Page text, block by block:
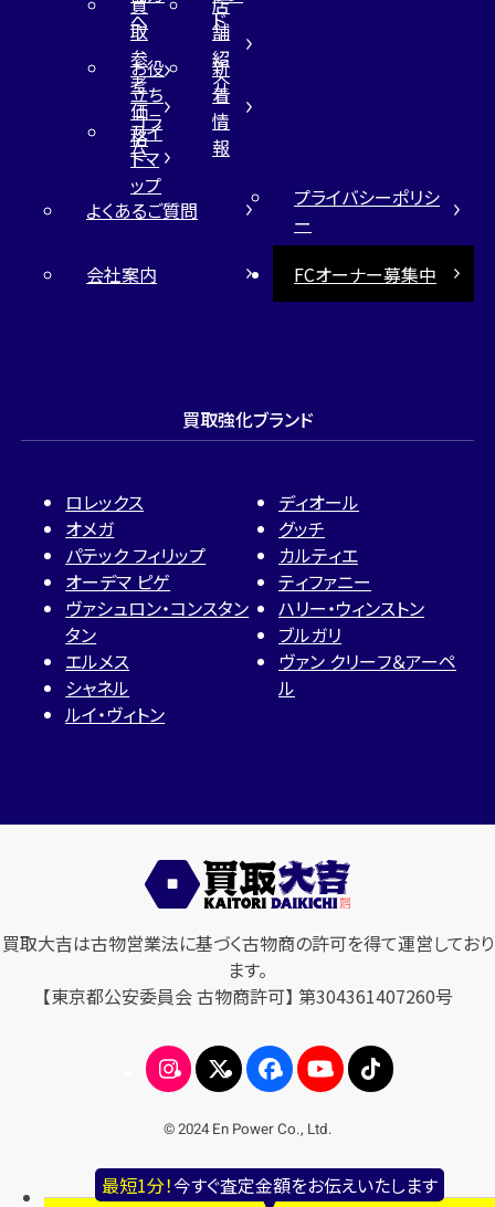
最短1分！今すぐ査定金額をお伝えいたします
へ
ド
取
参
考
価
格
舗
紹
介
お役
立ち
コラ
ム
新
着
情
報
サイ
トマ
ップ
よくあるご質問
プライバシーポリシ
ー
会社案内
FCオーナー募集中
買取強化ブランド
ロレックス
オメガ
パテック フィリップ
オーデマ ピゲ
ヴァシュロン・コンスタン
タン
エルメス
シャネル
ルイ・ヴィトン
ディオール
グッチ
カルティエ
ティファニー
ハリー・ウィンストン
ブルガリ
ヴァン クリーフ＆アーペ
ル
買取大吉は古物営業法に基づく古物商の許可を得て運営しており
ます。
【東京都公安委員会 古物商許可】 第304361407260号
© 2024 En Power Co., Ltd.